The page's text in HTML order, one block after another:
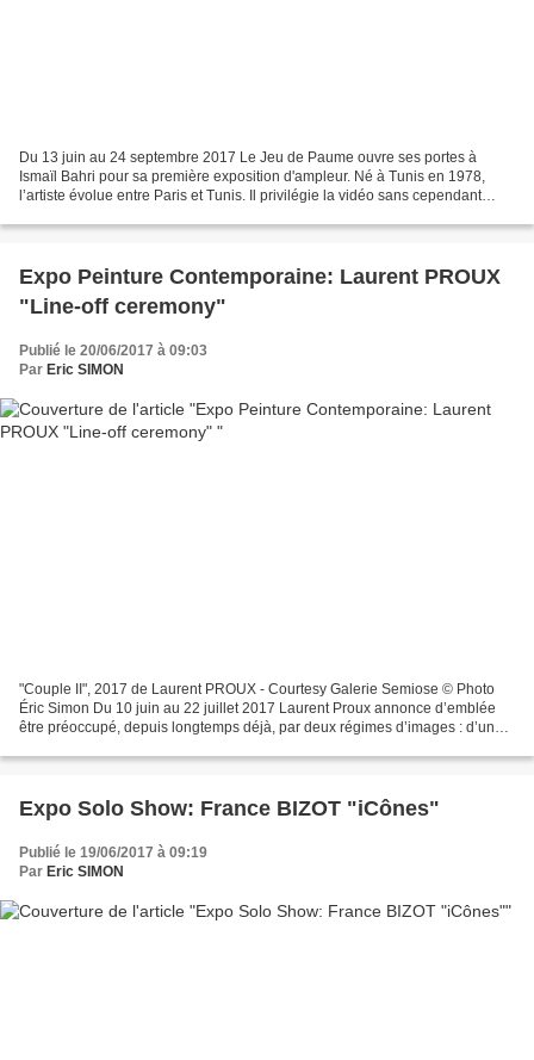
Du 13 juin au 24 septembre 2017 Le Jeu de Paume ouvre ses portes à
Ismaïl Bahri pour sa première exposition d'ampleur. Né à Tunis en 1978,
l’artiste évolue entre Paris et Tunis. Il privilégie la vidéo sans cependant
Expo Peinture Contemporaine: Laurent PROUX
"Line-off ceremony"
Publié le 20/06/2017 à 09:03
Par Eric SIMON
"Couple II", 2017 de Laurent PROUX - Courtesy Galerie Semiose © Photo
Éric Simon Du 10 juin au 22 juillet 2017 Laurent Proux annonce d’emblée
être préoccupé, depuis longtemps déjà, par deux régimes d’images : d’une
Expo Solo Show: France BIZOT "iCônes"
Publié le 19/06/2017 à 09:19
Par Eric SIMON